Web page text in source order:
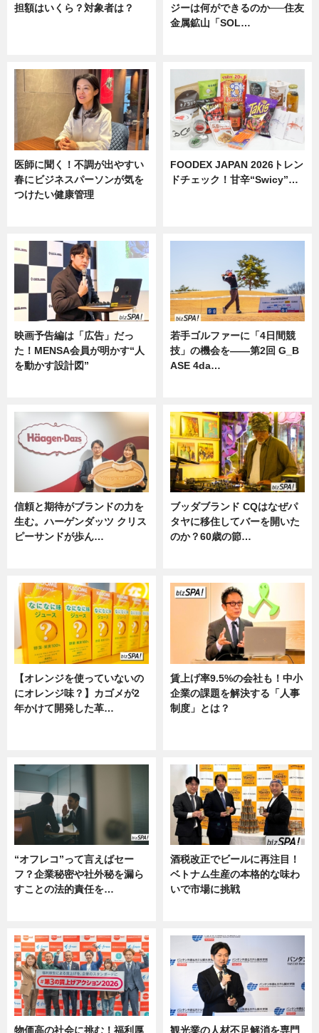
担額はいくら？対象者は？
ジーは何ができるのか──住友
金属鉱山「SOL…
医師に聞く！不調が出やすい
春にビジネスパーソンが気を
つけたい健康管理
FOODEX JAPAN 2026トレン
ドチェック！甘辛“Swicy”…
映画予告編は「広告」だっ
た！MENSA会員が明かす“人
を動かす設計図”
若手ゴルファーに「4日間競
技」の機会を——第2回 G_B
ASE 4da…
信頼と期待がブランドの力を
生む。ハーゲンダッツ クリス
ピーサンドが歩ん…
ブッダブランド CQはなぜパ
タヤに移住してバーを開いた
のか？60歳の節…
【オレンジを使っていないの
にオレンジ味？】カゴメが2
年かけて開発した革…
賃上げ率9.5%の会社も！中小
企業の課題を解決する「人事
制度」とは？
“オフレコ”って言えばセー
フ？企業秘密や社外秘を漏ら
すことの法的責任を…
酒税改正でビールに再注目！
ベトナム生産の本格的な味わ
いで市場に挑戦
物価高の社会に挑む！福利厚 観光業の人材不足解消を専門